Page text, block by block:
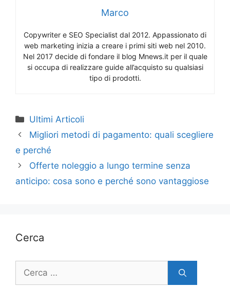
Marco
Copywriter e SEO Specialist dal 2012. Appassionato di
web marketing inizia a creare i primi siti web nel 2010.
Nel 2017 decide di fondare il blog Mnews.it per il quale
si occupa di realizzare guide all’acquisto su qualsiasi
tipo di prodotti.
Categorie
Ultimi Articoli
Migliori metodi di pagamento: quali scegliere
e perché
Offerte noleggio a lungo termine senza
anticipo: cosa sono e perché sono vantaggiose
Cerca
Ricerca